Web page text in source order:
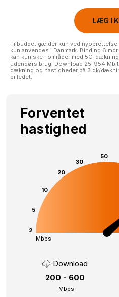
LÆG I
Tilbuddet gælder kun ved nyoprettelse
kun anvendes i Danmark. Binding 6
kan kun ske i områder med 5G-
udendørs brug: Download 25-954
dækning og hastigheder på 3.dk/
billedet.
Forventet
hastighed
2
5
10
20
30
50
Mbps
Download
200 - 600
Mbps